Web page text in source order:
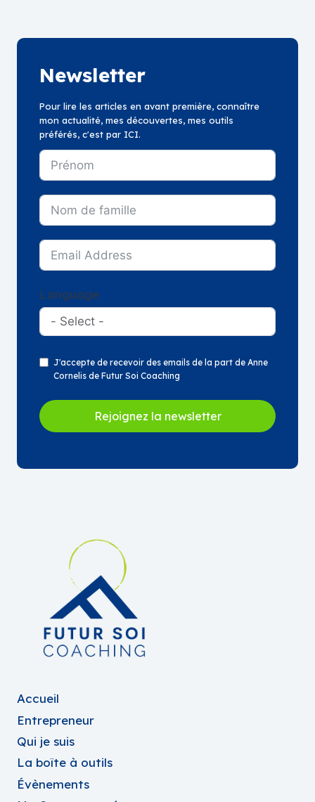
Newsletter
Pour lire les articles en avant première, connaître
mon actualité, mes découvertes, mes outils
préférés, c'est par ICI.
Language
J'accepte de recevoir des emails de la part de Anne
Cornelis de Futur Soi Coaching
Rejoignez la newsletter
Accueil
Entrepreneur
Qui je suis
La boîte à outils
Évènements